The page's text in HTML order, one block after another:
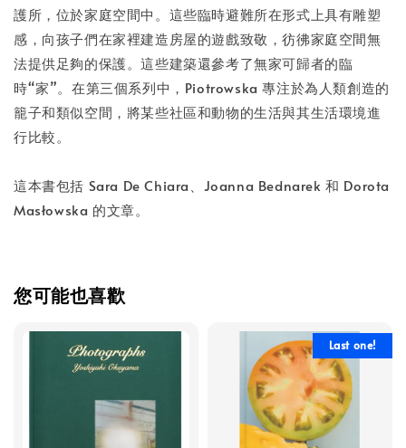
護所，位於家庭空間中。這些臨時避難所在形式上具有雕塑
感，向孩子們在家裡建造房屋的遊戲致敬，彷彿家庭空間無
法提供足夠的保護。這些建築還參考了無家可歸者的臨
時“家”。在第三個系列中，Piotrowska 專注於為人類創造的
籠子和類似空間，將某些社區和動物的生活與其生活環境進
行比較。
這本書包括 Sara De Chiara、Joanna Bednarek 和 Dorota
Masłowska 的文章。
您可能也喜歡
Last one!